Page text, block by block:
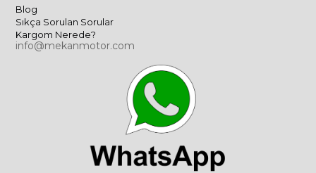
Blog
Sıkça Sorulan Sorular
Kargom Nerede?
info@mekanmotor.com